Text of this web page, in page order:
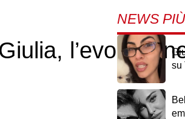
NEWS
su